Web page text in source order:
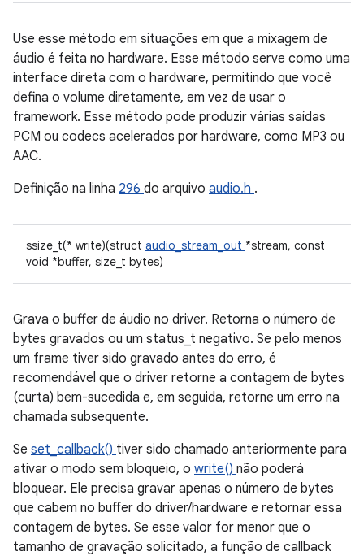
Use esse método em situações em que a mixagem de
áudio é feita no hardware. Esse método serve como uma
interface direta com o hardware, permitindo que você
defina o volume diretamente, em vez de usar o
framework. Esse método pode produzir várias saídas
PCM ou codecs acelerados por hardware, como MP3 ou
AAC.
Definição na linha 296 do arquivo audio.h .
ssize_t(* write)(struct audio_stream_out *stream, const
void *buffer, size_t bytes)
Grava o buffer de áudio no driver. Retorna o número de
bytes gravados ou um status_t negativo. Se pelo menos
um frame tiver sido gravado antes do erro, é
recomendável que o driver retorne a contagem de bytes
(curta) bem-sucedida e, em seguida, retorne um erro na
chamada subsequente.
Se set_callback() tiver sido chamado anteriormente para
ativar o modo sem bloqueio, o write() não poderá
bloquear. Ele precisa gravar apenas o número de bytes
que cabem no buffer do driver/hardware e retornar essa
contagem de bytes. Se esse valor for menor que o
tamanho de gravação solicitado, a função de callback